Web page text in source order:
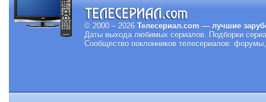
© 2000 – 2026 Телесериал.com — лучшие
Даты выхода любимых сериалов. Подборки
Сообщество поклонников телесериалов: